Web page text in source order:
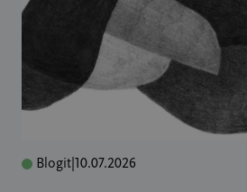
Blogit 10.07.2026